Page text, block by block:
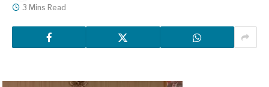
3 Mins Read